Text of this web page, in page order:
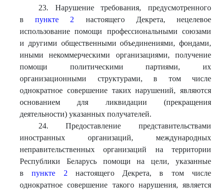
23. Нарушение требования, предусмотренного
впункте 2 настоящего Декрета, нецелевое
использование помощи профессиональными союзами
и другими общественными объединениями, фондами,
иными некоммерческими организациями, получение
помощи политическими партиями, их
организационными структурами, в том числе
однократное совершение таких нарушений, являются
основанием для ликвидации (прекращения
деятельности) указанных получателей.
24. Предоставление представительствами
иностранных организаций, международных
неправительственных организаций на территории
Республики Беларусь помощи на цели, указанные
впункте 2 настоящего Декрета, в том числе
однократное совершение такого нарушения, является